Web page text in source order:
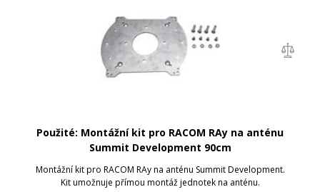
Použité: Montážní kit pro RACOM RAy na anténu
Summit Development 90cm
Montážní kit pro RACOM RAy na anténu Summit Development.
Kit umožnuje přímou montáž jednotek na anténu.